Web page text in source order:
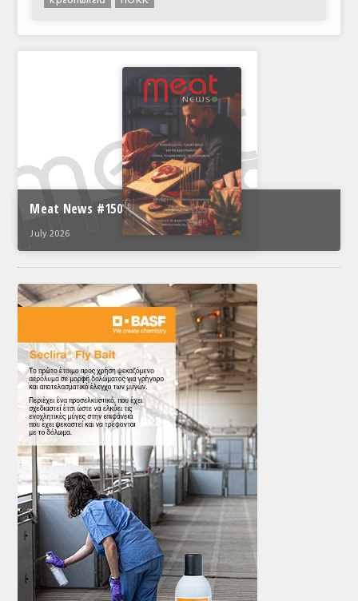
Meat News #150
July 2026